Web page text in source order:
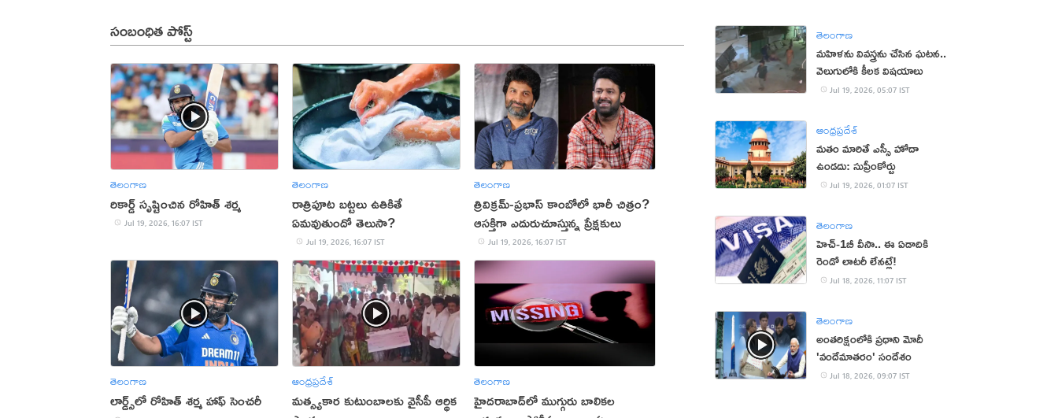
సంబంధిత పోస్ట్
తెలంగాణ
రికార్డ్ సృష్టించిన రోహిత్ శర్మ
Jul 19, 2026, 16:07 IST
తెలంగాణ
రాత్రిపూట బట్టలు ఉతికితే
ఏమవుతుందో తెలుసా?
Jul 19, 2026, 16:07 IST
తెలంగాణ
త్రివిక్రమ్-ప్రభాస్ కాంబోలో భారీ చిత్రం?
ఆసక్తిగా ఎదురుచూస్తున్న ప్రేక్షకులు
Jul 19, 2026, 16:07 IST
తెలంగాణ
లార్డ్స్‌లో రోహిత్ శర్మ హాఫ్ సెంచరీ
ఆంధ్రప్రదేశ్
మత్స్యకార కుటుంబాలకు వైసీపీ ఆర్థిక
తెలంగాణ
హైదరాబాద్‌లో ముగ్గురు బాలికల
తెలంగాణ
మహిళను వివస్త్రను చేసిన ఘటన..
వెలుగులోకి కీలక విషయాలు
Jul 19, 2026, 05:07 IST
ఆంధ్రప్రదేశ్
మతం మారితే ఎస్సీ హోదా
ఉండదు: సుప్రీంకోర్టు
Jul 19, 2026, 01:07 IST
తెలంగాణ
హెచ్‌-1బీ వీసా.. ఈ ఏడాదికి
రెండో లాటరీ లేనట్లే!
Jul 18, 2026, 11:07 IST
తెలంగాణ
అంతరిక్షంలోకి ప్రధాని మోదీ
'వందేమాతరం' సందేశం
Jul 18, 2026, 09:07 IST